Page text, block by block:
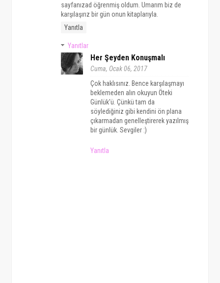
sayfanızad öğrenmiş oldum. Umarım biz de
karşılaşırız bir gün onun kitaplarıyla.
Yanıtla
Yanıtlar
Her Şeyden Konuşmalı
Cuma, Ocak 06, 2017
Çok haklısınız. Bence karşılaşmayı
beklemeden alın okuyun Öteki
Günlük'ü. Çünkü tam da
söylediğiniz gibi kendini ön plana
çıkarmadan genelleştirerek yazılmış
bir günlük. Sevgiler :)
Yanıtla